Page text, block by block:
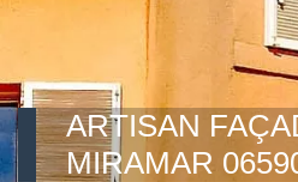
ARTISAN
MIRAMAR